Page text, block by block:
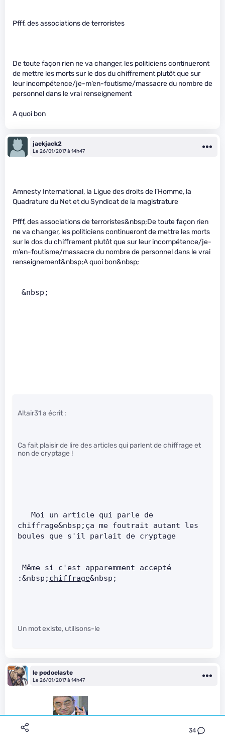
34
Pfff, des associations de terroristes
De toute façon rien ne va changer, les politiciens continueront
de mettre les morts sur le dos du chiffrement plutôt que sur
leur incompétence/je-m’en-foutisme/massacre du nombre de
personnel dans le vrai renseignement
A quoi bon
jackjack2
Le 26/01/2017 à 14h47
Amnesty International, la Ligue des droits de l’Homme, la
Quadrature du Net et du Syndicat de la magistrature
Pfff, des associations de terroristes&nbsp;De toute façon rien
ne va changer, les politiciens continueront de mettre les morts
sur le dos du chiffrement plutôt que sur leur incompétence/je-
m’en-foutisme/massacre du nombre de personnel dans le vrai
renseignement&nbsp;A quoi bon&nbsp;
  &nbsp;
Altair31 a écrit :
Ca fait plaisir de lire des articles qui parlent de chiffrage et
non de cryptage !
chiffrage&nbsp;ça me foutrait autant les
boules que s'il parlait de cryptage
:&nbsp; chiffrage&nbsp;
Un mot existe, utilisons-le
le podoclaste
Le 26/01/2017 à 14h47